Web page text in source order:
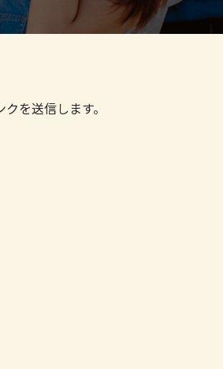
を送信します。